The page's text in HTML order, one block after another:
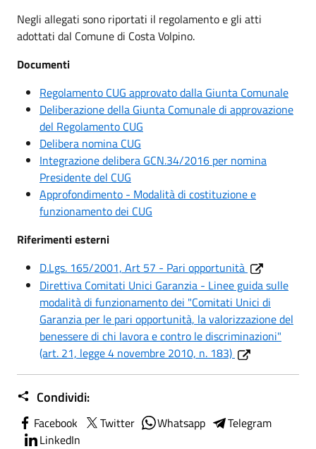
Negli allegati sono riportati il regolamento e gli atti
adottati dal Comune di Costa Volpino.
Documenti
Regolamento CUG approvato dalla Giunta Comunale
Deliberazione della Giunta Comunale di approvazione
del Regolamento CUG
Delibera nomina CUG
Integrazione delibera GCN.34/2016 per nomina
Presidente del CUG
Approfondimento - Modalità di costituzione e
funzionamento dei CUG
Riferimenti esterni
D.Lgs. 165/2001, Art 57 - Pari opportunità
Direttiva Comitati Unici Garanzia - Linee guida sulle
modalità di funzionamento dei "Comitati Unici di
Garanzia per le pari opportunità, la valorizzazione del
benessere di chi lavora e contro le discriminazioni"
(art. 21, legge 4 novembre 2010, n. 183)
Condividi:
Facebook Twitter Whatsapp
Telegram
LinkedIn